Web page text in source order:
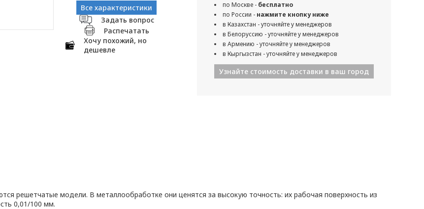
Все характеристики
Задать вопрос
Распечатать
Хочу похожий, но
дешевле
по Москве - бесплатно
по России - нажмите кнопку ниже
в Казахстан - уточняйте у менеджеров
в Белоруссию - уточняйте у менеджеров
в Армению - уточняйте у менеджеров
в Кыргызстан - уточняйте у менеджеров
Узнайте стоимость доставки в ваш город
решетчатые модели. В металлообработке они ценятся за высокую точность: их рабочая поверхность из
0,01/100 мм.